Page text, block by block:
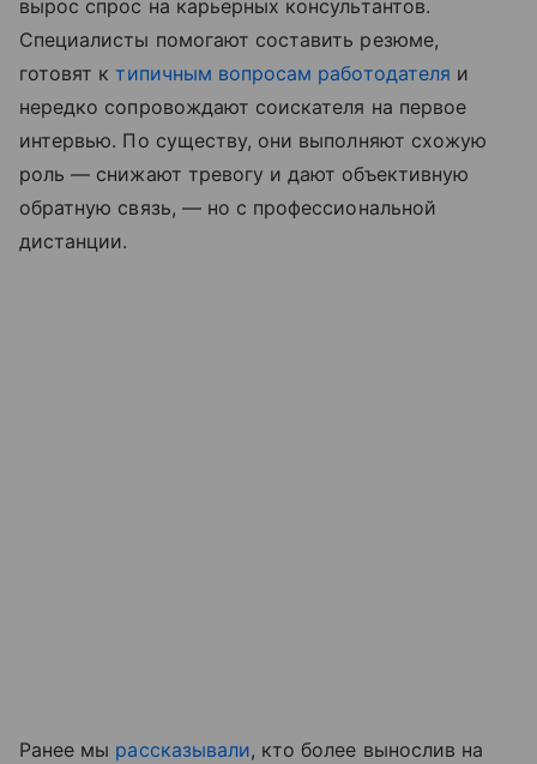
вырос спрос на карьерных консультантов.
Специалисты помогают составить резюме,
готовят ктипичным вопросам работодателя и
нередко сопровождают соискателя на первое
интервью. По существу, они выполняют схожую
роль — снижают тревогу и дают объективную
обратную связь, — но с профессиональной
дистанции.
Ранее мы рассказывали, кто более вынослив на